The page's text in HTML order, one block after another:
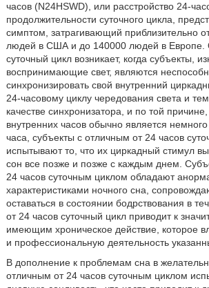
часов (N24HSWD), или расстройство 24-
продолжительности суточного цикла,
симптом, затрагивающий приблизительно
людей в США и до 140000 людей в Европе.
суточный цикл возникает, когда субъекты,
воспринимающие свет, являются
синхронизировать свой внутренний
24-часовому циклу чередования света и
качестве синхронизатора, и по той
внутренних часов обычно является
часа, субъекты с отличным от 24 часов
испытывают то, что их циркадный стимул
сон все позже и позже с каждым днем.
24 часов суточным циклом обладают
характеристиками ночного сна,
оставаться в состоянии бодрствования в
от 24 часов суточный цикл приводит к
имеющим хроническое действие, которое
и профессиональную деятельность
В дополнение к проблемам сна в
отличным от 24 часов суточным циклом